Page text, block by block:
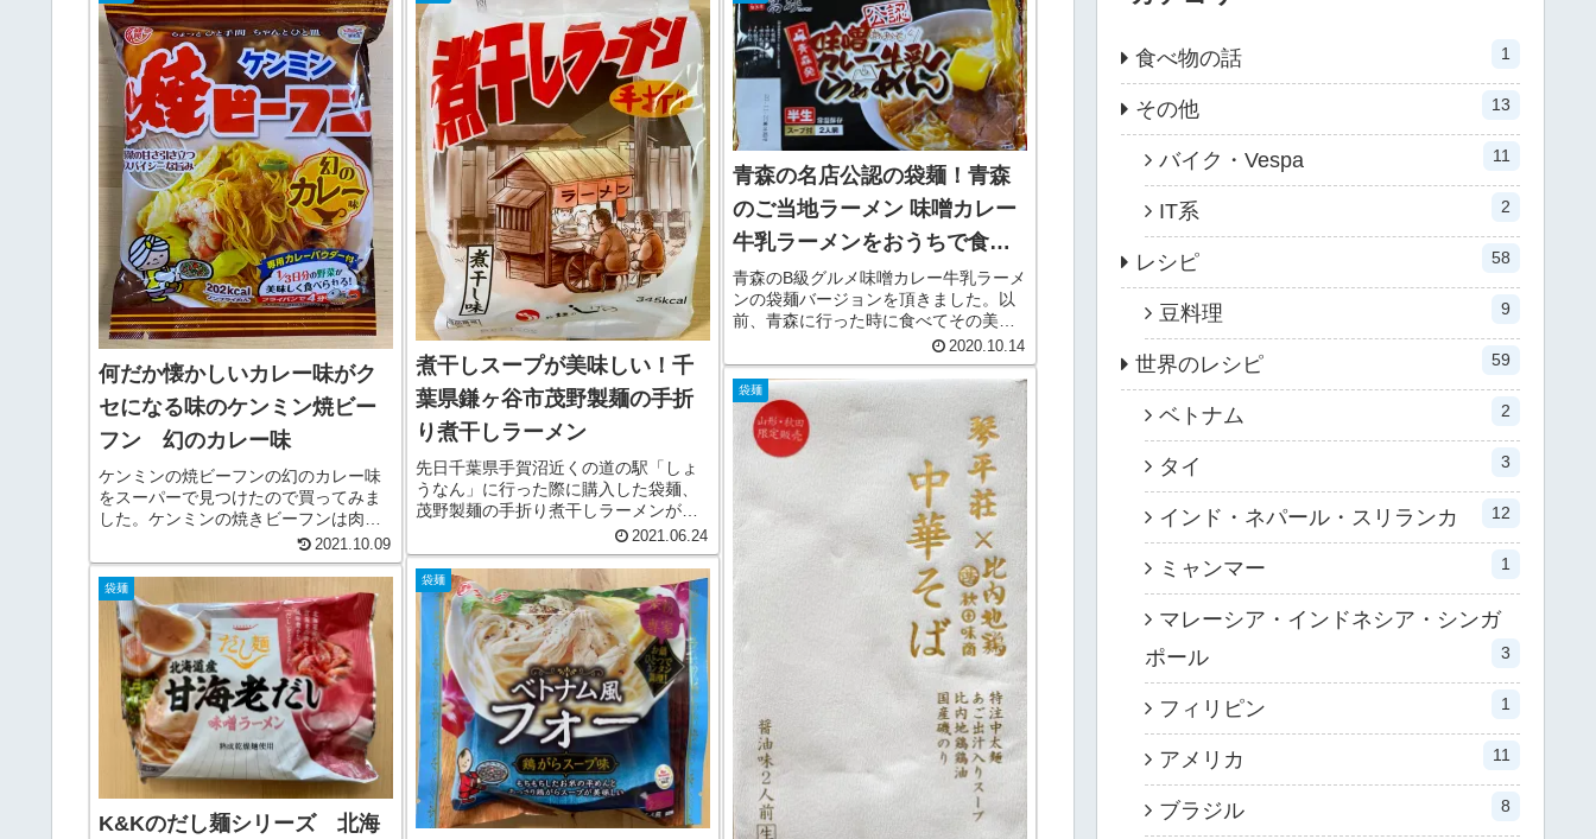
何だか懐かしいカレー味がク
セになる味のケンミン焼ビー
フン 幻のカレー味
ケンミンの焼ビーフンの幻のカレー味
をスーパーで見つけたので買ってみま
した。ケンミンの焼きビーフンは肉、
野菜などの具を切り、フライパンに入
れ、蓋をし、火を付けて4分待ち、蓋を
開けて混ぜるだけ、と作り方が簡単な
ので、いつも味がブレず美味しく出
来...
2021.10.09
煮干しスープが美味しい！千
葉県鎌ヶ谷市茂野製麺の手折
り煮干しラーメン
先日千葉県手賀沼近くの道の駅「しょ
うなん」に行った際に購入した袋麺、
茂野製麺の手折り煮干しラーメンがか
なり美味しくCP抜群だったので紹介さ
せて頂きます。手折り麺とは乾麺が手
折りで４つ折りになっていて、小さな
サイズになるので、小さい鍋で茹で
や...
2021.06.24
青森の名店公認の袋麺！青森
のご当地ラーメン 味噌カレー
牛乳ラーメンをおうちで食
す
青森のB級グルメ味噌カレー牛乳ラーメ
ンの袋麺バージョンを頂きました。以
前、青森に行った時に食べてその美味
しさが忘れられず、また食べたかった
ラーメン。味噌、カレー、牛乳のラー
メンって聞くと大胆な、と思います
が、実際にはそこまで変わったラーメ
ン...
2020.10.14
袋麺
袋麺
袋麺
K&Kのだし麺シリーズ 北海
食べ物の話 1
その他 13
バイク・Vespa 11
IT系 2
レシピ 58
豆料理 9
世界のレシピ 59
ベトナム 2
タイ 3
インド・ネパール・スリランカ 12
ミャンマー 1
マレーシア・インドネシア・シンガ
ポール
3
フィリピン 1
アメリカ 11
ブラジル 8